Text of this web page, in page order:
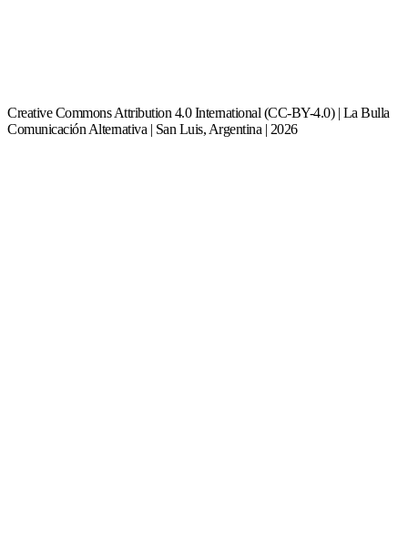
Creative Commons Attribution 4.0 International (CC-BY-4.0) | La Bulla
Comunicación Alternativa | San Luis, Argentina | 2026